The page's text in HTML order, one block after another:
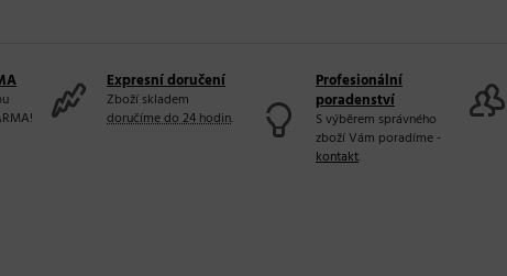
Expresní doručení
Zboží skladem
doručíme do 24 hodin.
Profesionální
poradenství
S výběrem správného
zboží Vám poradíme -
kontakt.